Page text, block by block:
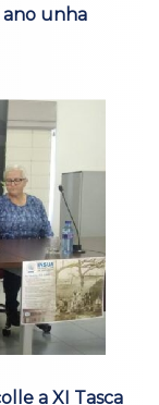
ano unha
a XI Tasca